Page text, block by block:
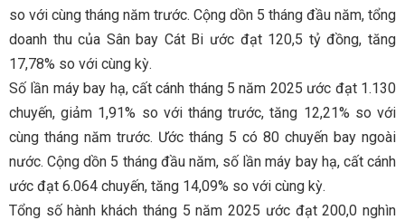
so với cùng tháng năm trước. Cộng dồn 5 tháng đầu năm, tổng
doanh thu của Sân bay Cát Bi ước đạt 120,5 tỷ đồng, tăng
17,78% so với cùng kỳ.
Số lần máy bay hạ, cất cánh tháng 5 năm 2025 ước đạt 1.130
chuyến, giảm 1,91% so với tháng trước, tăng 12,21% so với
cùng tháng năm trước. Ước tháng 5 có 80 chuyến bay ngoài
nước. Cộng dồn 5 tháng đầu năm, số lần máy bay hạ, cất cánh
ước đạt 6.064 chuyến, tăng 14,09% so với cùng kỳ.
Tổng số hành khách tháng 5 năm 2025 ước đạt 200,0 nghìn